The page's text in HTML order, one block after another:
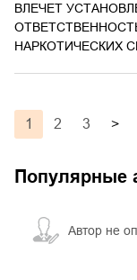
ВЛЕЧЕТ
НАРКОТИЧЕСКИХ
1 2 3 >
Популярные
Автор не